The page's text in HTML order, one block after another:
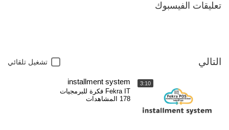
تعليقات الفيسبوك
التالي تشغيل تلقائي
3:10
installment system
Fekra IT فكرة للبرمجيات
178 المشاهدات